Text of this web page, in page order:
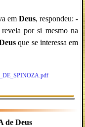
em Deus, respondeu: -
por si mesmo na
que se interessa em
de Deus